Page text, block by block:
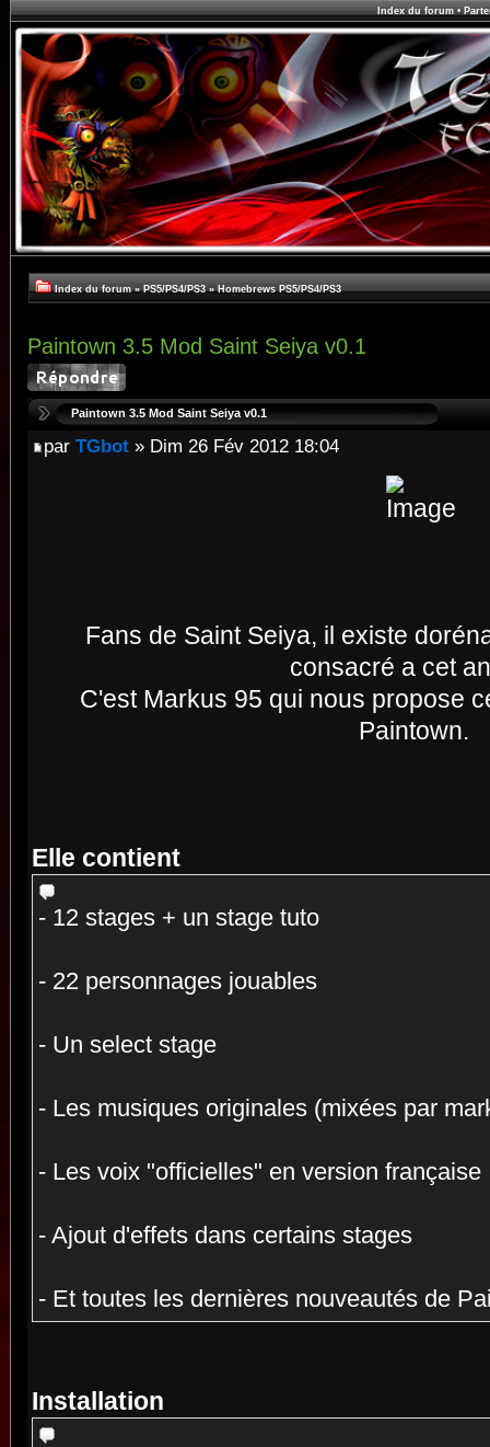
Index du forum•
Index du forum » PS5/PS4/PS3 » Homebrews PS5/PS4/PS3
Paintown 3.5 Mod Saint Seiya v0.1
Paintown 3.5 Mod Saint Seiya v0.1
par TGbot » Dim 26 Fév 2012 18:04
Fans de Saint Seiya, il existe
consacré a cet
C'est Markus 95 qui nous propose
Paintown.
Elle contient
- 12 stages + un stage tuto
- 22 personnages jouables
- Un select stage
- Les musiques originales (mixées par
- Les voix "officielles" en version française
- Ajout d'effets dans certains stages
- Et toutes les dernières nouveautés de
Installation